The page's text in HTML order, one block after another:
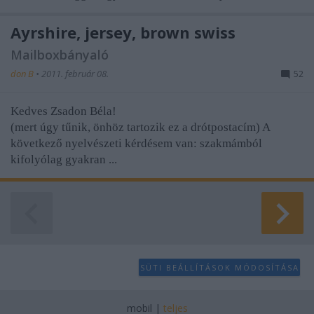
Ayrshire, jersey, brown swiss
Mailboxbányaló
don B • 2011. február 08. 52
Kedves Zsadon Béla!
(mert úgy tűnik, önhöz tartozik ez a drótpostacím) A
következő nyelvészeti kérdésem van: szakmámból
kifolyólag gyakran ...
SÜTI BEÁLLÍTÁSOK MÓDOSÍTÁSA
mobil | teljes